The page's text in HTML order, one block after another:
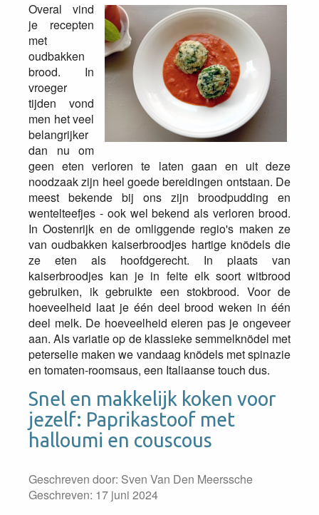
Overal vind
je recepten
met
oudbakken
brood. In
vroeger
tijden vond
men het veel
belangrijker
dan nu om
geen eten verloren te laten gaan en uit deze
noodzaak zijn heel goede bereidingen ontstaan. De
meest bekende bij ons zijn broodpudding en
wentelteefjes - ook wel bekend als verloren brood.
In Oostenrijk en de omliggende regio's maken ze
van oudbakken kaiserbroodjes hartige knödels die
ze eten als hoofdgerecht. In plaats van
kaiserbroodjes kan je in feite elk soort witbrood
gebruiken, ik gebruikte een stokbrood. Voor de
hoeveelheid laat je één deel brood weken in één
deel melk. De hoeveelheid eieren pas je ongeveer
aan. Als variatie op de klassieke semmelknödel met
peterselie maken we vandaag knödels met spinazie
en tomaten-roomsaus, een Italiaanse touch dus.
Snel en makkelijk koken voor
jezelf: Paprikastoof met
halloumi en couscous
Geschreven door: Sven Van Den Meerssche
Geschreven: 17 juni 2024